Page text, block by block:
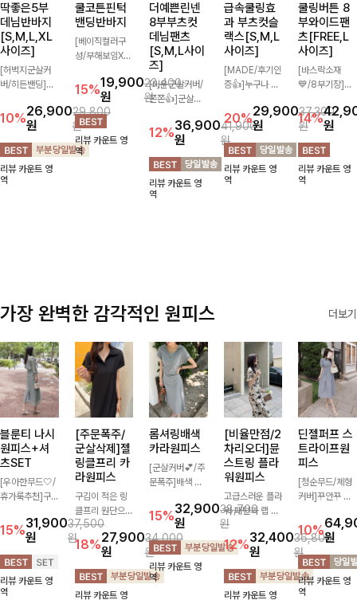
딱좋은5부
데님반바지
[S,M,L,XL
사이즈]
[허벅지군살커
버/히든밴딩]여
와이드핏과 부담
없는 5부 기장
으로 편안하게
즐기기 좋은 데
님 팬츠 ✨ 빈티
지한 워싱감이
10%26,900
원
29,800
원
리뷰 카운트 영
역
쿨코튼핀턱
밴딩반바지
[베이직컬러구
성/부해보임X]
지는 핏으로 편
안하면서도 멋스
럽게 입어지는
밴딩 반바지🤎
넉넉한 포켓 디
테일 더해져 데
15%19,900
원
23,400
원
리뷰 카운트 영
역
더예쁜린넨
8부부츠컷
데님팬츠
[S,M,L사이
즈]
[미운군살커버/
쫀쫀👍]군살을
부츠컷 핏에 발
목이 드러나는
8부 기장으로
다리를 슬림하고
길어보이게 만들
어주며 생지 소
12%36,900
원
41,900
원
리뷰 카운트 영
역
급속쿨링효
과 부츠컷슬
랙스[S,M,L
사이즈]
[MADE/후기인
증👍]누구나 갖
스:)베이직하지
만 부츠컷으로
이쁜 핏 연출은
물론,쫀쫀한 스
판끼로 하루종일
편안하게!
20%29,900
원
37,300
원
리뷰 카운트 영
역
쿨링버튼 8
부와이드팬
츠[FREE,L
사이즈]
[바스락소재
💙/8부기장]사
일이 은은한 포
인트가 되어주는
와이드 팬츠입니
다. 여유롭게 떨
어지는 실루엣과
가볍게 바스락거
14%원
리뷰 카운트 영
역
가장 완벽한 감각적인 원피스 더보기
블룬티 나시
원피스+셔
츠SET
[우아한무드🤍/
휴가룩추천]구
소재의 나시원피
스+셔츠 조합으
로 코디 걱정없
이 여성스럽고
편안하게 즐길
수 있는 아이템
15%31,900
원
37,500
원
리뷰 카운트 영
역
[주문폭주/
군살삭제]젤
링클프리 카
라원피스
구김이 적은 링
클프리 원단으로
항상 깔끔하게
착용 가능하며
일자로 떨어지는
넉넉한 핏으로
군살을 완벽히
커버해주는 원피
18%27,900
원
34,000
원
리뷰 카운트 영
롬셔링배색
카라원피스
[군살커버💕/주
문폭주]배색 카
패턴으로 캐주얼
한 무드를 더한
롱 원피스 🖤 셔
링 디테일과 쫀
쫀한 스판 소재
로 편안하면서도
15%32,900
원
38,700
원
리뷰 카운트 영
역
[비율만점/2
차리오더]뮨
스트링 플라
워원피스
고급스러운 플라
워 패턴과 랩 디
자인으로 여성스
러우면서 세련된
분위기를 더해주
며 스트링이 내
장되어있어 슬림
하게 핏을 조절
12%32,400
원
36,800
원
리뷰 카운트 영
딘젤퍼프 스
트라이프원
피스
[청순무드/체형
커버]꾸안꾸 무
볍고 산뜻한 착
용감으로 여름
내내 손이 자주
가는 원피스예
요- 은은한 스트
라이프 패턴과
10%원
리뷰 카운트 영
역